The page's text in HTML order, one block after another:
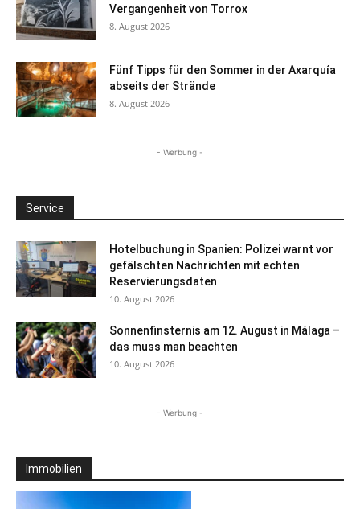
Vergangenheit von Torrox
8. August 2026
Fünf Tipps für den Sommer in der Axarquía
abseits der Strände
8. August 2026
- Werbung -
Service
Hotelbuchung in Spanien: Polizei warnt vor
gefälschten Nachrichten mit echten
Reservierungsdaten
10. August 2026
Sonnenfinsternis am 12. August in Málaga –
das muss man beachten
10. August 2026
- Werbung -
Immobilien